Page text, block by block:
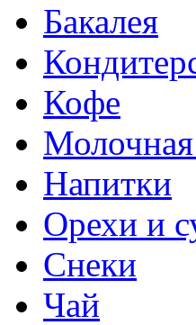
Бакалея
Кофе
Напитки
Орехи и
Снеки
Чай